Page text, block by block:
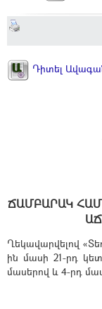
Դիտել
ՃԱՄԲԱՐԱԿ
Ղեկավարվելով
ին մասի 21-րդ
մասերով և 4-րդ